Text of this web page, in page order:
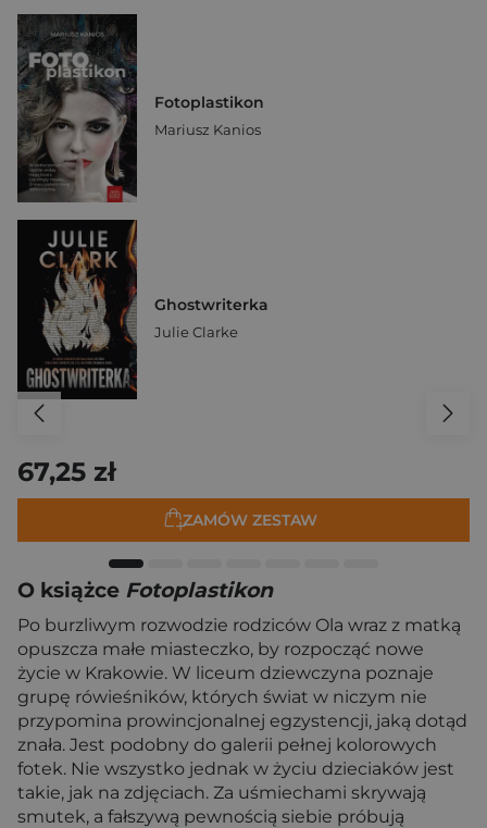
Fotoplastikon
Mariusz Kanios
Ghostwriterka
Julie Clarke
67,25 zł
ZAMÓW ZESTAW
O książce Fotoplastikon
Po burzliwym rozwodzie rodziców Ola wraz z matką
opuszcza małe miasteczko, by rozpocząć nowe
życie w Krakowie. W liceum dziewczyna poznaje
grupę rówieśników, których świat w niczym nie
przypomina prowincjonalnej egzystencji, jaką dotąd
znała. Jest podobny do galerii pełnej kolorowych
fotek. Nie wszystko jednak w życiu dzieciaków jest
takie, jak na zdjęciach. Za uśmiechami skrywają
smutek, a fałszywą pewnością siebie próbują